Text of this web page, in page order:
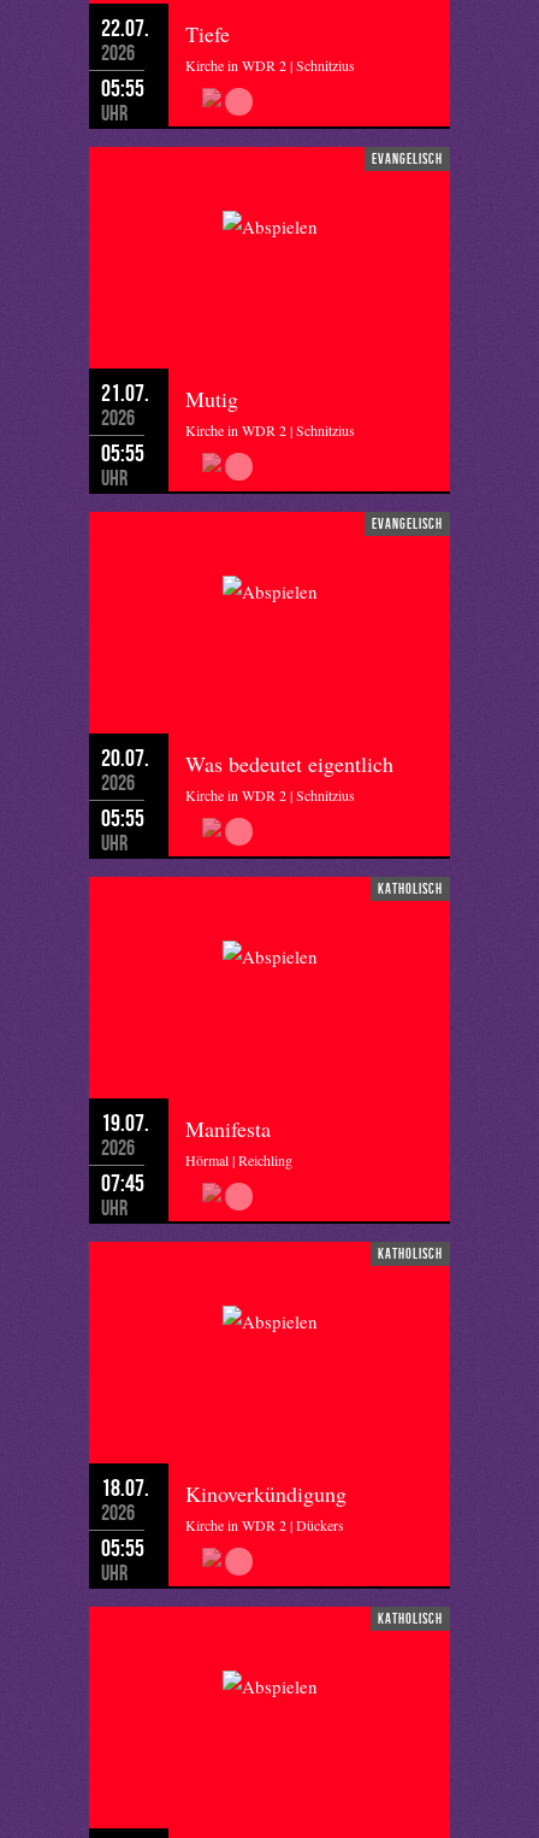
22.07.
2026
05:55
Uhr
Tiefe
Kirche in WDR 2 | Schnitzius
evangelisch
21.07.
2026
05:55
Uhr
Mutig
Kirche in WDR 2 | Schnitzius
evangelisch
20.07.
2026
05:55
Uhr
Was bedeutet eigentlich
Kirche in WDR 2 | Schnitzius
katholisch
19.07.
2026
07:45
Uhr
Manifesta
Hörmal | Reichling
katholisch
18.07.
2026
05:55
Uhr
Kinoverkündigung
Kirche in WDR 2 | Dückers
katholisch